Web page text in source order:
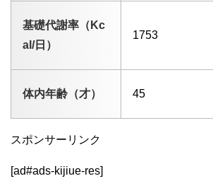
基礎代謝率（Kc
al/日）
1753
体内年齢（才） 45
スポンサーリンク
[ad#ads-kijiue-res]